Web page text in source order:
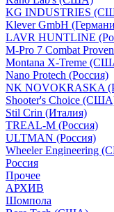
KG INDUSTRIES
Klever GmbH
LAVR HUNTLINE
M-Pro 7 Combat
Montana X-Treme
Nano Protech (Россия)
NK NOVOKRASKA
Shooter's Choice
Stil Crin (Италия)
TREAL-M (Россия)
ULTMAN (Россия)
Wheeler Engineering
Россия
Прочее
АРХИВ
Шомпола